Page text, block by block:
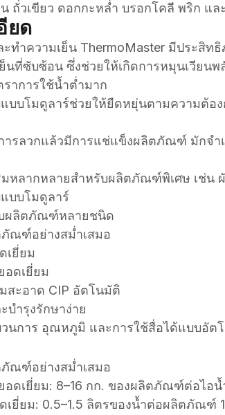
ถั่วเขียว ดอกกะหล่ำ บรอกโคลี พริก แล
ยด
ะทำความเย็น ThermoMaster มีประสิ
นที่ซับซ้อน ซึ่งช่วยให้เกิดการหมุนเวียนพ
ราการใช้น้ำต่ำมาก
บบโมดูลาร์ช่วยให้ยืดหยุ่นตามความต้อ
ารลวกแล้วมีการแช่แข็งผลิตภัณฑ์ มักจ
หลากหลายสำหรับผลิตภัณฑ์พิเศษ เช่น
บบโมดูลาร์
ผลิตภัณฑ์หลายชนิด
ณฑ์อย่างสม่ำเสมอ
เยี่ยม
อดเยี่ยม
สะอาด CIP อัตโนมัติ
บำรุงรักษาง่าย
นการ อุณหภูมิ และการใช้สื่อได้แบบอัต
ณฑ์อย่างสม่ำเสมอ
อดเยี่ยม: 8–16 กก. ของผลิตภัณฑ์ต่อไอน้
เยี่ยม: 0.5–1.5 ลิตรของน้ำต่อผลิตภัณฑ์